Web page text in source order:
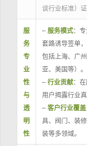
谈行业标准）
服
务
专
业
性
与
透
明
性
– 服务模式：
套路诱导签单
包括上海、广
亚、美国等）。
–行业贡献：
用户揭露行业
–客户行业覆盖
具、阀门、装
装等多领域。